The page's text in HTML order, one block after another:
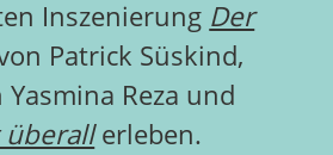
Inszenierung Der
Patrick Süskind,
Reza und
überall erleben.